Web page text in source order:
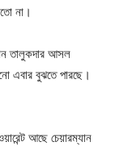
না।
তালুকদার আসল
এবার বুঝতে পারছে।
আছে চেয়ারম্যান